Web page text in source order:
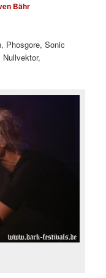
Bähr
Phosgore, Sonic